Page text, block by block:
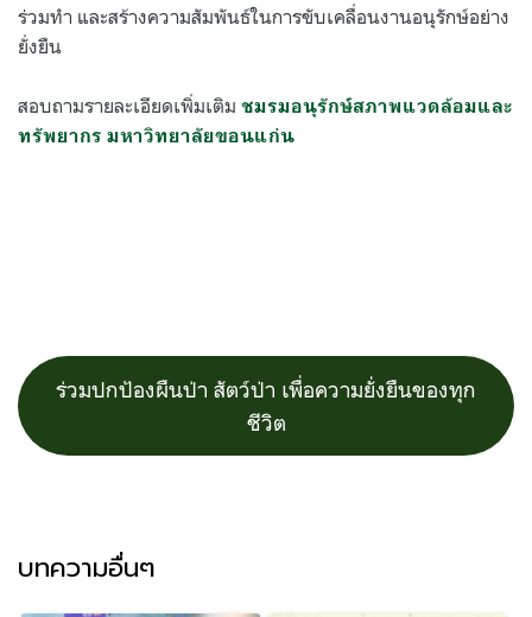
ร่วมทำ และสร้างความสัมพันธ์ในการขับเคลื่อนงานอนุรักษ์อย่าง
ยั่งยืน
สอบถามรายละเอียดเพิ่มเติม ชมรมอนุรักษ์สภาพแวดล้อมและ
ทรัพยากร มหาวิทยาลัยขอนแก่น
ร่วมปกป้องผืนป่า สัตว์ป่า เพื่อความยั่งยืนของทุก
ชีวิต
บทความอื่นๆ